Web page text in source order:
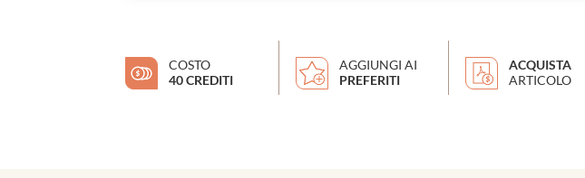
COSTO
40 CREDITI
AGGIUNGI AI
PREFERITI
ACQUISTA
ARTICOLO